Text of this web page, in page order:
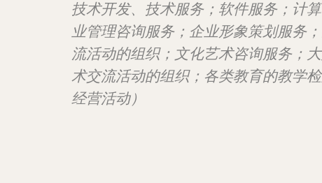
技术开发、技术服务；软件服务；计
业管理咨询服务；企业形象策划服务
流活动的组织；文化艺术咨询服务；
术交流活动的组织；各类教育的教学
经营活动）